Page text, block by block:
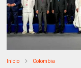
Inicio Colombia